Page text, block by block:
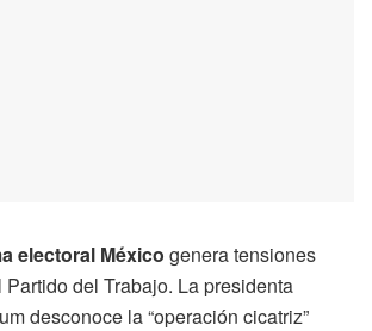
electoral México genera tensiones
Partido del Trabajo. La presidenta
desconoce la “operación cicatriz”